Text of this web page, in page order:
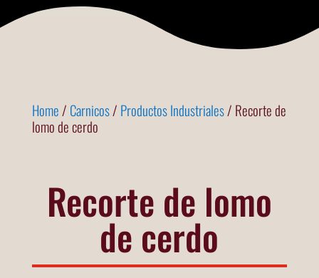
Home/ Carnicos/ Productos Industriales/ Recorte de
lomo de cerdo
Recorte de lomo
de cerdo